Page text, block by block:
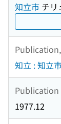
知立市 チリ
知立 : 知立
Publication
1977.12